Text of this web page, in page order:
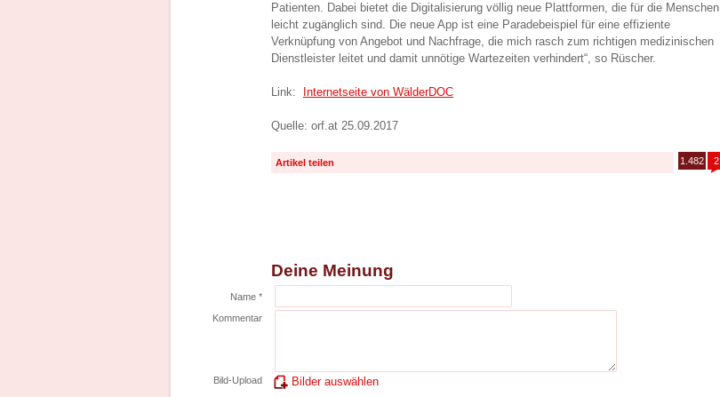
Patienten. Dabei bietet die Digitalisierung völlig neue Plattformen, die für die Menschen
leicht zugänglich sind. Die neue App ist eine Paradebeispiel für eine effiziente
Verknüpfung von Angebot und Nachfrage, die mich rasch zum richtigen medizinischen
Dienstleister leitet und damit unnötige Wartezeiten verhindert“, so Rüscher.
Link: Internetseite von WälderDOC
Quelle: orf.at 25.09.2017
Artikel teilen 1.482 2
Deine Meinung
Name *
Kommentar
Bild-Upload Bilder auswählen